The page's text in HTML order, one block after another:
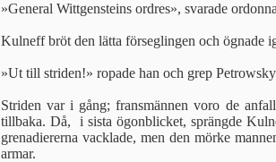
»General Wittgensteins ordres», svarade
Kulneff bröt den lätta förseglingen och ögnade
»Ut till striden!» ropade han och grep
Striden var i gång; fransmännen voro de
tillbaka. Då, i sista ögonblicket, sprängde
grenadiererna vacklade, men den mörke
armar.